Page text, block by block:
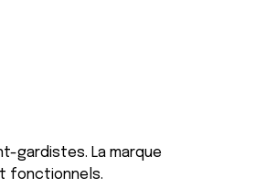
gardistes. La marque
fonctionnels.